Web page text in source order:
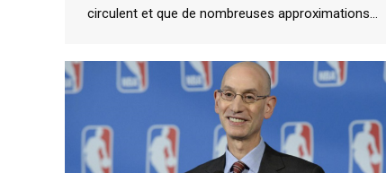
circulent et que de nombreuses approximations…